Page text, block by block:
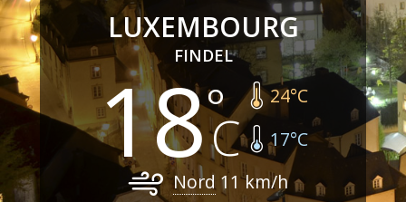
LUXEMBOURG
FINDEL
18 24°C
17°C
Nord 11km/h